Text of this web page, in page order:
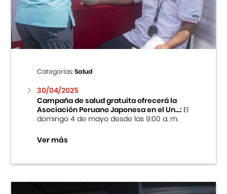
Centro Cultural Peruano Japonés
Cursos
Museo de la Inmigración Japonesa
Fondo Editorial
Teatro Peruano Japonés
Categorías:Salud
30/04/2025
Campaña de salud gratuita ofrecerá la
Asociación Peruano Japonesa en el Un...:El
domingo 4 de mayo desde las 9:00 a. m.
Ver más